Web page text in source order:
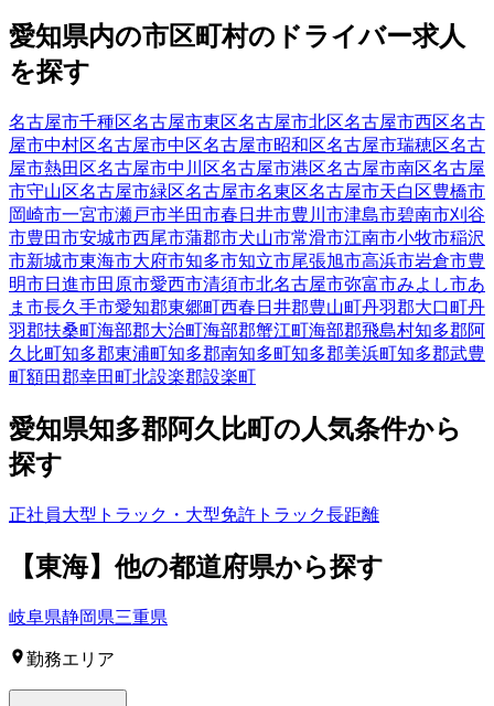
愛知県内の市区町村の ドライバー求人
を探す
名古屋市千種区名古屋市東区名古屋市北区名古屋市西区名古
屋市中村区名古屋市中区名古屋市昭和区名古屋市瑞穂区名古
屋市熱田区名古屋市中川区名古屋市港区名古屋市南区名古屋
市守山区名古屋市緑区名古屋市名東区名古屋市天白区豊橋市
岡崎市一宮市瀬戸市半田市春日井市豊川市津島市碧南市刈谷
市豊田市安城市西尾市蒲郡市犬山市常滑市江南市小牧市稲沢
市新城市東海市大府市知多市知立市尾張旭市高浜市岩倉市豊
明市日進市田原市愛西市清須市北名古屋市弥富市みよし市あ
ま市長久手市愛知郡東郷町西春日井郡豊山町丹羽郡大口町丹
羽郡扶桑町海部郡大治町海部郡蟹江町海部郡飛島村知多郡阿
久比町知多郡東浦町知多郡南知多町知多郡美浜町知多郡武豊
町額田郡幸田町北設楽郡設楽町
愛知県知多郡阿久比町の人気条件から
探す
正社員大型トラック・大型免許 トラック長距離
【東海】他の都道府県から探す
岐阜県静岡県三重県
勤務エリア